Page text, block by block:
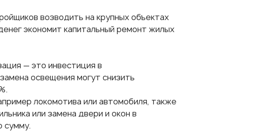
возводить на крупных объектах
экономит капитальный ремонт жилых
— это инвестиция в
освещения могут снизить
локомотива или автомобиля, также
или замена двери и окон в
сумму.